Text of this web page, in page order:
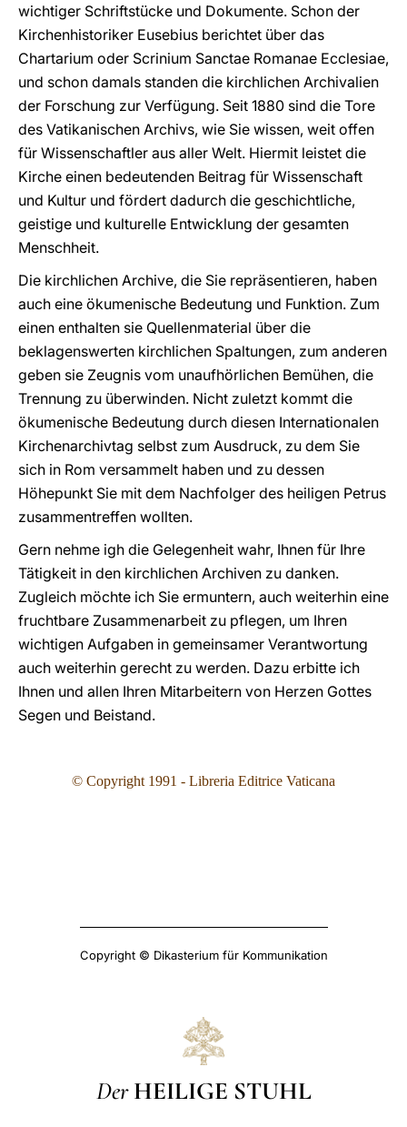
wichtiger Schriftstücke und Dokumente. Schon der
Kirchenhistoriker Eusebius berichtet über das
Chartarium oder Scrinium Sanctae Romanae Ecclesiae,
und schon damals standen die kirchlichen Archivalien
der Forschung zur Verfügung. Seit 1880 sind die Tore
des Vatikanischen Archivs, wie Sie wissen, weit offen
für Wissenschaftler aus aller Welt. Hiermit leistet die
Kirche einen bedeutenden Beitrag für Wissenschaft
und Kultur und fördert dadurch die geschichtliche,
geistige und kulturelle Entwicklung der gesamten
Menschheit.
Die kirchlichen Archive, die Sie repräsentieren, haben
auch eine ökumenische Bedeutung und Funktion. Zum
einen enthalten sie Quellenmaterial über die
beklagenswerten kirchlichen Spaltungen, zum anderen
geben sie Zeugnis vom unaufhörlichen Bemühen, die
Trennung zu überwinden. Nicht zuletzt kommt die
ökumenische Bedeutung durch diesen Internationalen
Kirchenarchivtag selbst zum Ausdruck, zu dem Sie
sich in Rom versammelt haben und zu dessen
Höhepunkt Sie mit dem Nachfolger des heiligen Petrus
zusammentreffen wollten.
Gern nehme igh die Gelegenheit wahr, Ihnen für Ihre
Tätigkeit in den kirchlichen Archiven zu danken.
Zugleich möchte ich Sie ermuntern, auch weiterhin eine
fruchtbare Zusammenarbeit zu pflegen, um Ihren
wichtigen Aufgaben in gemeinsamer Verantwortung
auch weiterhin gerecht zu werden. Dazu erbitte ich
Ihnen und allen Ihren Mitarbeitern von Herzen Gottes
Segen und Beistand.
© Copyright 1991 - Libreria Editrice Vaticana
Copyright © Dikasterium für Kommunikation
Der HEILIGE STUHL